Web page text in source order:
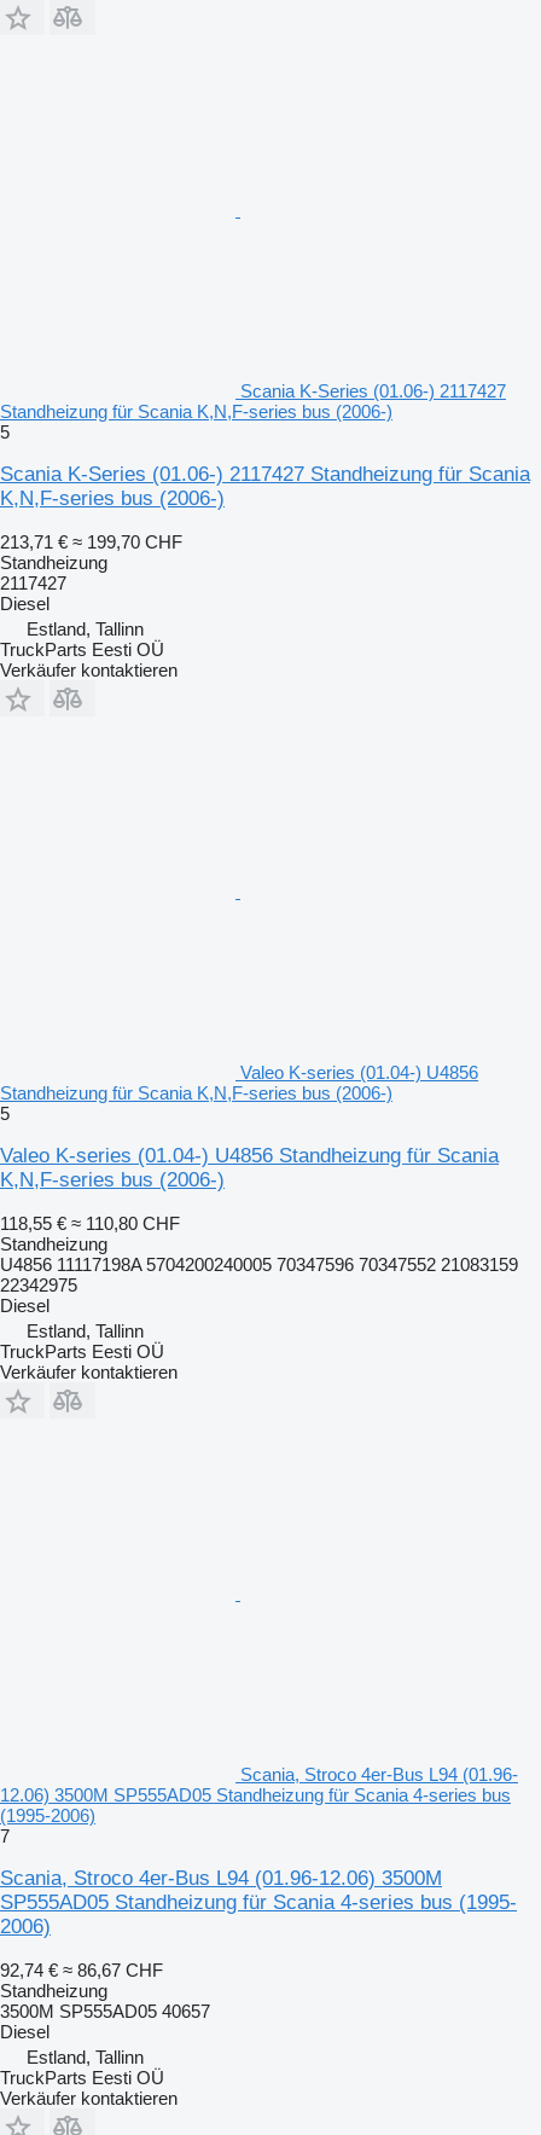
Scania K-Series (01.06-) 2117427
Standheizung für Scania K,N,F-series bus (2006-)
5
Scania K-Series (01.06-) 2117427 Standheizung für Scania
K,N,F-series bus (2006-)
213,71 € ≈ 199,70 CHF
Standheizung
2117427
Diesel
Estland, Tallinn
TruckParts Eesti OÜ
Verkäufer kontaktieren
Valeo K-series (01.04-) U4856
Standheizung für Scania K,N,F-series bus (2006-)
5
Valeo K-series (01.04-) U4856 Standheizung für Scania
K,N,F-series bus (2006-)
118,55 € ≈ 110,80 CHF
Standheizung
U4856 11117198A 5704200240005 70347596 70347552 21083159
22342975
Diesel
Estland, Tallinn
TruckParts Eesti OÜ
Verkäufer kontaktieren
Scania, Stroco 4er-Bus L94 (01.96-
12.06) 3500M SP555AD05 Standheizung für Scania 4-series bus
(1995-2006)
7
Scania, Stroco 4er-Bus L94 (01.96-12.06) 3500M
SP555AD05 Standheizung für Scania 4-series bus (1995-
2006)
92,74 € ≈ 86,67 CHF
Standheizung
3500M SP555AD05 40657
Diesel
Estland, Tallinn
TruckParts Eesti OÜ
Verkäufer kontaktieren